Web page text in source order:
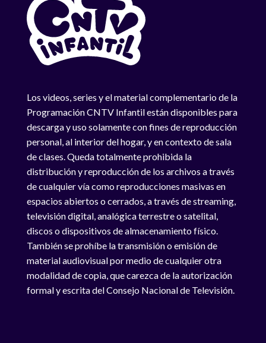
Los videos, series y el material complementario de la
Programación CNTV Infantil están disponibles para
descarga y uso solamente con fines de reproducción
personal, al interior del hogar, y en contexto de sala
de clases. Queda totalmente prohibida la
distribución y reproducción de los archivos a través
de cualquier vía como reproducciones masivas en
espacios abiertos o cerrados, a través de streaming,
televisión digital, analógica terrestre o satelital,
discos o dispositivos de almacenamiento físico.
También se prohíbe la transmisión o emisión de
material audiovisual por medio de cualquier otra
modalidad de copia, que carezca de la autorización
formal y escrita del Consejo Nacional de Televisión.